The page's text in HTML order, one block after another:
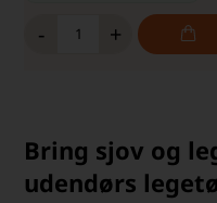
- +
Bring sjov og
udendørs